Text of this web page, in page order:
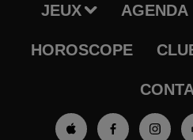
JEUX AGENDA
HOROSCOPE